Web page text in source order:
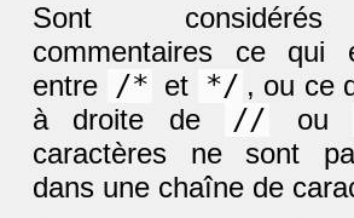
Sont
commentaires ce qui
entre /* et */ , ou ce
à droite de
// ou
caractères ne sont
dans une chaîne de